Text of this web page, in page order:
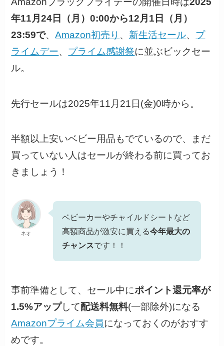
年11月24日（月）0:00から12月1日（月）
23:59で、Amazon初売り 、 新生活セール、 プ
ライムデー、 プライム感謝祭に並ぶビックセー
ル。
先行セールは2025年11月21日(金)0時から。
半額以上安いベビー用品もでているので、まだ
買っていない人はセールが終わる前に買ってお
きましょう！
ネオ
ベビーカーやチャイルドシートなど
高額商品が激安に買える今年最大の
チャンスです！！
事前準備として、セール中にポイント還元率が
1.5%アップして配送料無料(一部除外)になる
Amazonプライム会員になっておくのがおすす
めです。